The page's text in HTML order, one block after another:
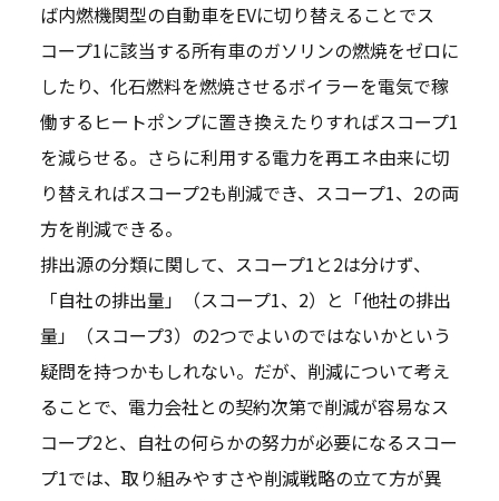
ば内燃機関型の自動車をEVに切り替えることでス
コープ1に該当する所有車のガソリンの燃焼をゼロに
したり、化石燃料を燃焼させるボイラーを電気で稼
働するヒートポンプに置き換えたりすればスコープ1
を減らせる。さらに利用する電力を再エネ由来に切
り替えればスコープ2も削減でき、スコープ1、2の両
方を削減できる。
排出源の分類に関して、スコープ1と2は分けず、
「自社の排出量」（スコープ1、2）と「他社の排出
量」（スコープ3）の2つでよいのではないかという
疑問を持つかもしれない。だが、削減について考え
ることで、電力会社との契約次第で削減が容易なス
コープ2と、自社の何らかの努力が必要になるスコー
プ1では、取り組みやすさや削減戦略の立て方が異